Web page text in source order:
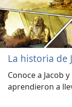
La historia de
Conoce a Jacob
aprendieron a